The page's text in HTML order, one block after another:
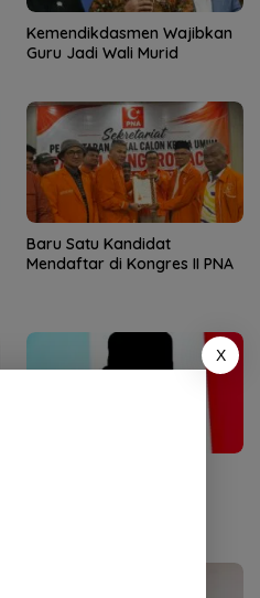
Kemendikdasmen Wajibkan
Guru Jadi Wali Murid
Baru Satu Kandidat
Mendaftar di Kongres II PNA
X